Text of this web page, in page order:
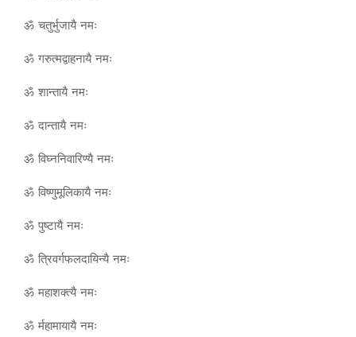
ॐ चतुर्भुजायै नमः
ॐ गरुत्मद्वाहनायै नमः
ॐ शान्तायै नमः
ॐ दान्तायै नमः
ॐ विघ्ननिवारिण्यै नमः
ॐ विष्णुमूलिकायै नमः
ॐ पुष्टायै नमः
ॐ त्रिवर्गफलदायिन्यै नमः
ॐ महाशक्त्यै नमः
ॐ र्महामायायै नमः